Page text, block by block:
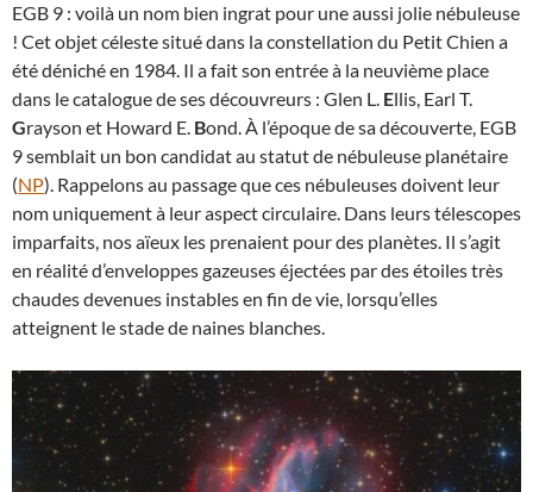
EGB 9 : voilà un nom bien ingrat pour une aussi jolie nébuleuse
! Cet objet céleste situé dans la constellation du Petit Chien a
été déniché en 1984. Il a fait son entrée à la neuvième place
dans le catalogue de ses découvreurs : Glen L. Ellis, Earl T.
Grayson et Howard E. Bond. À l’époque de sa découverte, EGB
9 semblait un bon candidat au statut de nébuleuse planétaire
(NP). Rappelons au passage que ces nébuleuses doivent leur
nom uniquement à leur aspect circulaire. Dans leurs télescopes
imparfaits, nos aïeux les prenaient pour des planètes. Il s’agit
en réalité d’enveloppes gazeuses éjectées par des étoiles très
chaudes devenues instables en fin de vie, lorsqu’elles
atteignent le stade de naines blanches.